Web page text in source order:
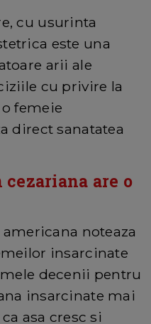
cu usurinta
este una
arii ale
cu privire la
femeie
direct sanatatea
are o
noteaza
insarcinate
decenii pentru
insarcinate mai
asa cresc si